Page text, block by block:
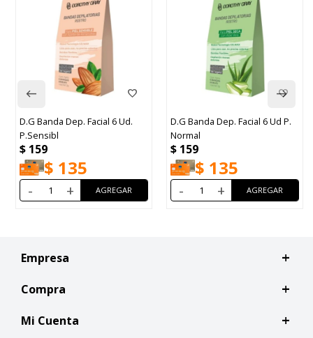
D.G Banda Dep. Facial 6 Ud.
P.Sensibl
$ 159
$ 135
- +
D.G Banda Dep. Facial 6 Ud P.
Normal
$ 159
$ 135
- +
Empresa
Compra
Mi Cuenta